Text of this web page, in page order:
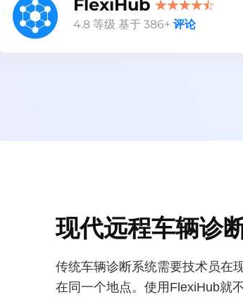
FlexiHub
4.8 等级 基于 386+ 评论
现代远程车辆诊
传统车辆诊断系统需要技术员在
在同一个地点。使用FlexiHub就